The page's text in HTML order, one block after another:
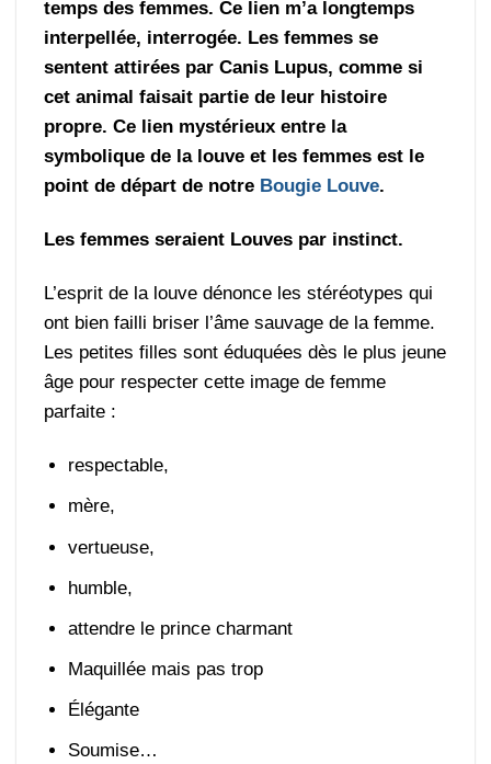
temps des femmes. Ce lien m’a longtemps
interpellée, interrogée. Les femmes se
sentent attirées par Canis Lupus, comme si
cet animal faisait partie de leur histoire
propre. Ce lien mystérieux entre la
symbolique de la louve et les femmes est le
point de départ de notre Bougie Louve.
Les femmes seraient Louves par instinct.
L’esprit de la louve dénonce les stéréotypes qui
ont bien failli briser l’âme sauvage de la femme.
Les petites filles sont éduquées dès le plus jeune
âge pour respecter cette image de femme
parfaite :
respectable,
mère,
vertueuse,
humble,
attendre le prince charmant
Maquillée mais pas trop
Élégante
Soumise…